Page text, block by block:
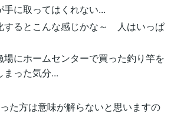
手に取ってはくれない...
するとこんな感じかな～ 人はいっぱ
にホームセンターで買った釣り竿を
った気分...
た方は意味が解らないと思いますの